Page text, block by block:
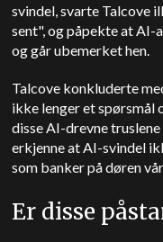
svindel, svarte Talcove
sent", og påpekte at
og går ubemerket hen.
Talcove konkluderte
ikke lenger et spørsmål
disse AI-drevne
erkjenne at AI-svindel
som banker på døren
Er disse